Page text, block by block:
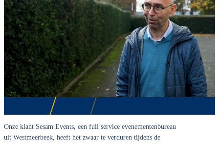
Onze klant Sesam Events, een full service evenementenbureau
uit Westmeerbeek, heeft het zwaar te verduren tijdens de